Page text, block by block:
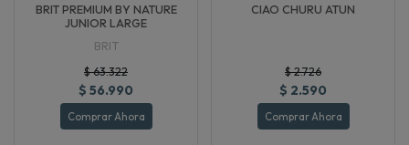
BRIT PREMIUM BY NATURE
JUNIOR LARGE
BRIT
$ 63.322
$ 56.990
Comprar Ahora
CIAO CHURU ATUN
$ 2.726
$ 2.590
Comprar Ahora